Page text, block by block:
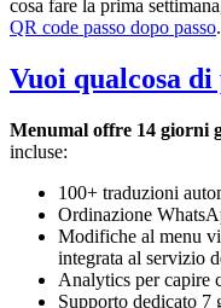
cosa fare la prima
QR code passo dopo passo.
Vuoi qualcosa
Menumal offre 14 giorni
incluse:
100+ traduzioni
Ordinazione
Modifiche al menu
integrata al servizio
Analytics per capire
Supporto dedicato 7